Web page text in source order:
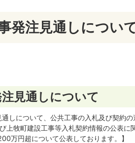
発注見通しについ
見通しについて
しについて、公共工事の入札及び契約
上牧町建設工事等入札契約情報の公表に
万円超について公表しております。】